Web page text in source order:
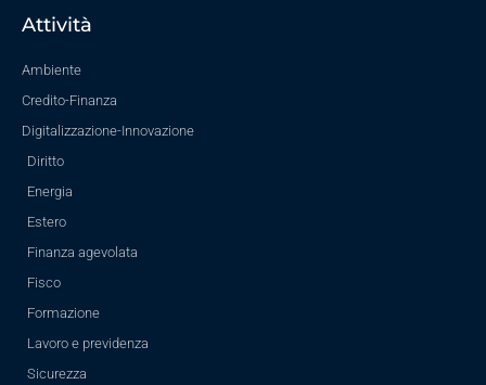
Attività
Ambiente
Credito-Finanza
Digitalizzazione-Innovazione
Diritto
Energia
Estero
Finanza agevolata
Fisco
Formazione
Lavoro e previdenza
Sicurezza